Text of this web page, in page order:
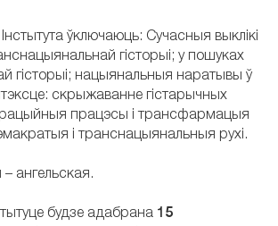
ўключаюць: Сучасныя выклікі
гісторыі; у пошуках
гісторыі; нацыянальныя наратывы ў
скрыжаванне гістарычных
працэсы і трансфармацыя
і транснацыянальныя рухі.
ангельская.
будзе адабрана 15